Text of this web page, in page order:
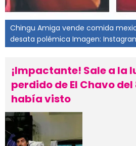
Chingu Amiga vende comida
desata polémica Imagen:
¡Impactante! Sale a la
perdido de El Chavo
había visto